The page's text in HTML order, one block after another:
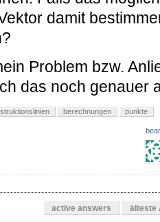
damit
Problem bzw.
das noch genauer
berechnungen punkte
active answers älteste